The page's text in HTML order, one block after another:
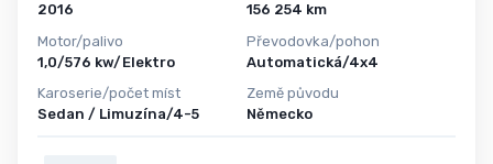
2016
Motor/palivo
1,0/576 kw/Elektro
Karoserie/počet míst
Sedan / Limuzína/4-5
156 254 km
Převodovka/pohon
Automatická/4x4
Země původu
Německo